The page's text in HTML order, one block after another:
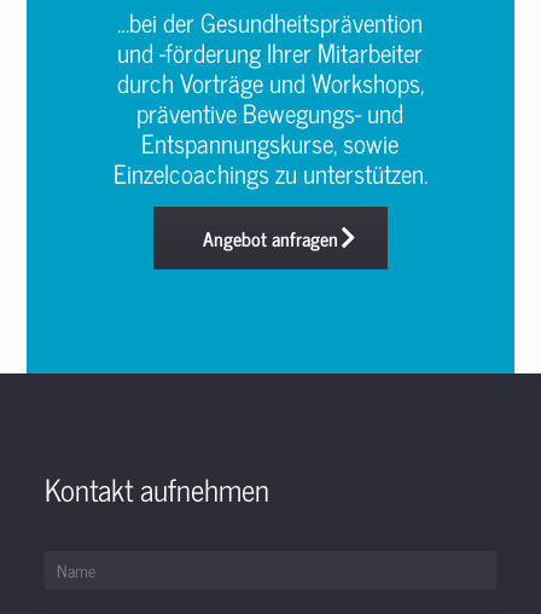
…bei der Gesundheitsprävention
und -förderung Ihrer Mitarbeiter
durch Vorträge und Workshops,
präventive Bewegungs- und
Entspannungskurse, sowie
Einzelcoachings zu unterstützen.
Angebot anfragen
Kontakt aufnehmen